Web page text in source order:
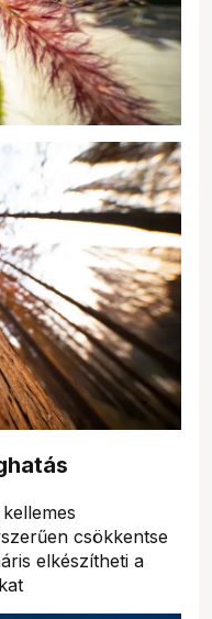
csökkentse
elkészítheti a